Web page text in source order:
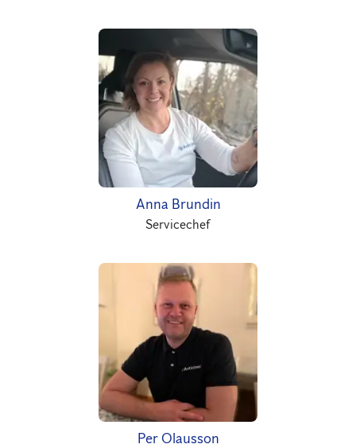
Anna Brundin
Servicechef
Per Olausson